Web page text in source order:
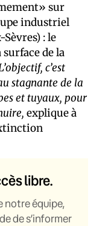
sur
industriel
: le
surface de la
c’est
stagnante de la
et tuyaux, pour
explique à
libre.
notre équipe,
de s’informer